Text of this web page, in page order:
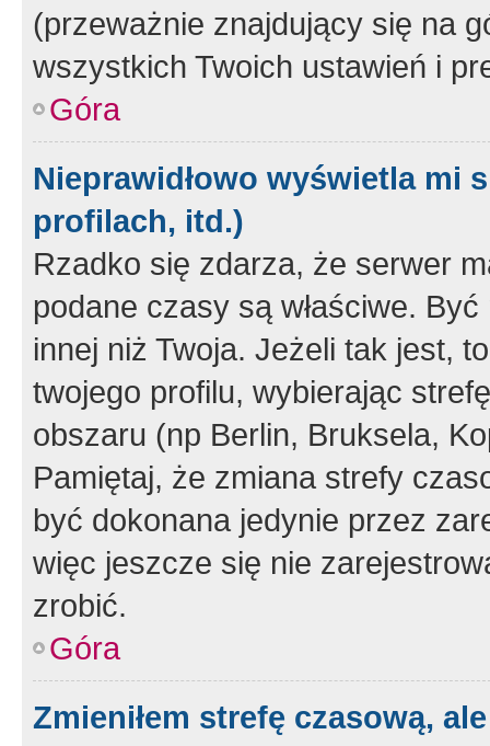
(przeważnie znajdujący się na
wszystkich Twoich ustawień i
Góra
Nieprawidłowo wyświetla mi
profilach, itd.)
Rzadko się zdarza, że serwer
podane czasy są właściwe.
innej niż Twoja. Jeżeli tak jest,
twojego profilu, wybierając
obszaru (np Berlin, Bruksela,
Pamiętaj, że zmiana strefy
być dokonana jedynie przez
więc jeszcze się nie
zrobić.
Góra
Zmieniłem strefę czasową,